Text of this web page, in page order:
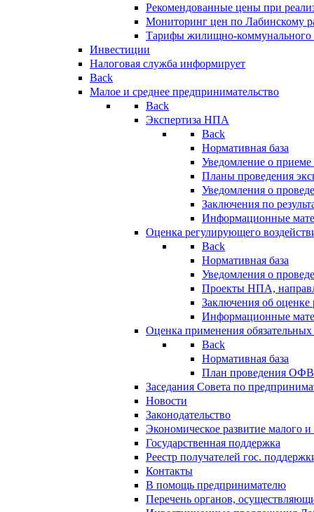
Рекомендованные цены при
Мониторинг цен по Лабинскому
Тарифы жилищно-коммунального
Инвестиции
Налоговая служба информирует
Back
Малое и среднее предпринимательство
Back
Экспертиза НПА
Back
Нормативная база
Уведомление о
Планы проведения
Уведомления о
Заключения по
Информационные
Оценка регулирующего
Back
Нормативная база
Уведомления о
Проекты НПА,
Заключения об
Информационные
Оценка применения
Back
Нормативная база
План проведения
Заседания Совета по
Новости
Законодательство
Экономическое развитие малого и
Государственная поддержка
Реестр получателей гос.
Контакты
В помощь предпринимателю
Перечень органов,